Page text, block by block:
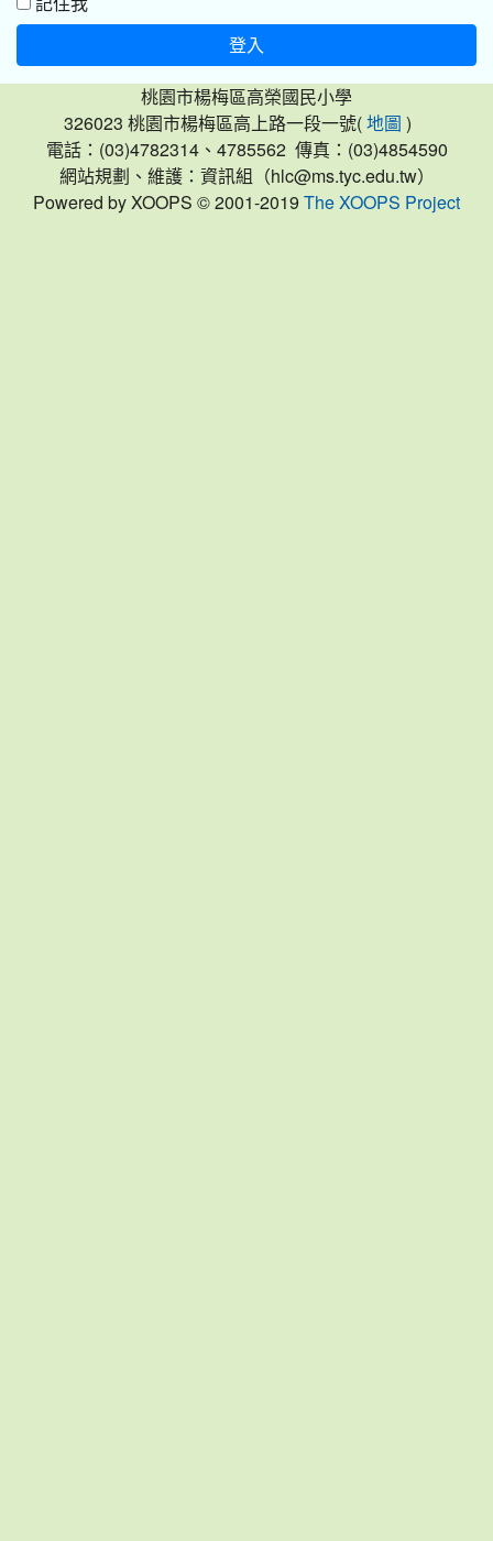
登入
桃園市楊梅區高榮國民小學
326023 桃園市楊梅區高上路一段一號( 地圖 )
電話：(03)4782314、4785562 傳真：(03)4854590
網站規劃、維護：資訊組（hlc@ms.tyc.edu.tw）
Powered by XOOPS © 2001-2019 The XOOPS Project